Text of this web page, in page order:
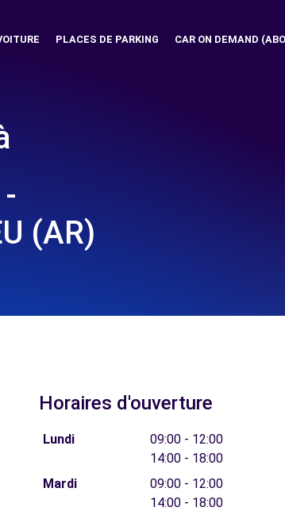
PLACES DE PARKING CAR ON DEMAND
(AR)
Horaires d'ouverture
Lundi
09:00 - 12:00
14:00 - 18:00
Mardi
09:00 - 12:00
14:00 - 18:00